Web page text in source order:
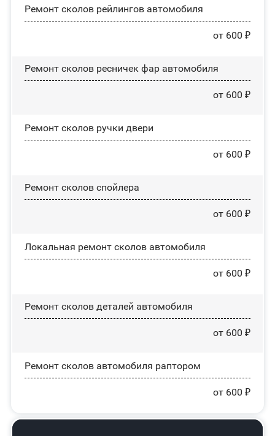
Ремонт сколов рейлингов автомобиля
от 600 ₽
Ремонт сколов ресничек фар автомобиля
от 600 ₽
Ремонт сколов ручки двери
от 600 ₽
Ремонт сколов спойлера
от 600 ₽
Локальная ремонт сколов автомобиля
от 600 ₽
Ремонт сколов деталей автомобиля
от 600 ₽
Ремонт сколов автомобиля раптором
от 600 ₽